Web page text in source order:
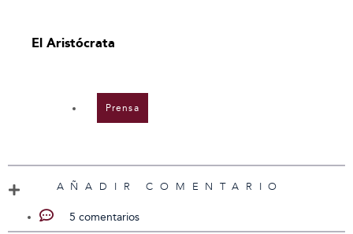
El Aristócrata
Prensa
AÑADIR COMENTARIO
5 comentarios